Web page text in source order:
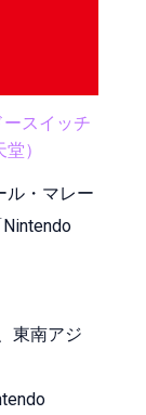
スイッチ
）
ル・マレー
東南アジ